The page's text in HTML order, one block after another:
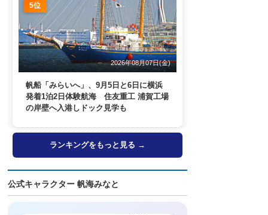
5位
2026年08月07日(金)
帆船「みらいへ」、9月5日と6日に横浜
発着1泊2日体験航海 住友重工 浦賀工場
の岸壁へ入港しドック見学も
ランキングをもっと見る →
公式キャラクター 帆海みなと